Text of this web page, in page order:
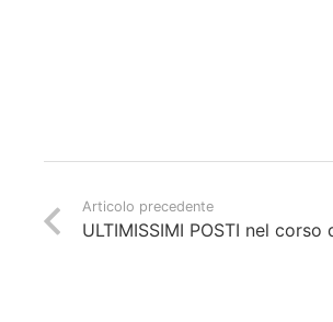
Articolo precedente
ULTIMISSIMI POSTI nel